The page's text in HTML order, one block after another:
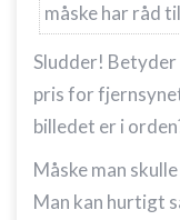
måske har råd
Sludder! Betyder
pris for
billedet er i
Måske man
Man kan hurtigt